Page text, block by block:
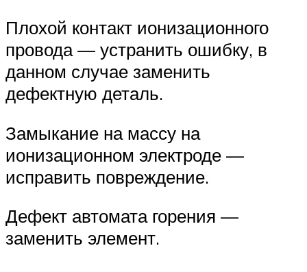
Плохой контакт ионизационного
провода — устранить ошибку, в
данном случае заменить
дефектную деталь.
Замыкание на массу на
ионизационном электроде —
исправить повреждение.
Дефект автомата горения —
заменить элемент.